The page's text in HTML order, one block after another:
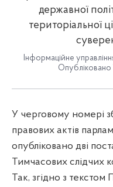
державної
територіальної
Інформаційне
Опубліковано
У черговому номері
правових актів
опубліковано дві
Тимчасових слідчих
Так, згідно з текстом